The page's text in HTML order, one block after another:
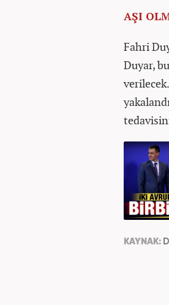
AŞI
Fahri
Duyar,
KAYNAK: